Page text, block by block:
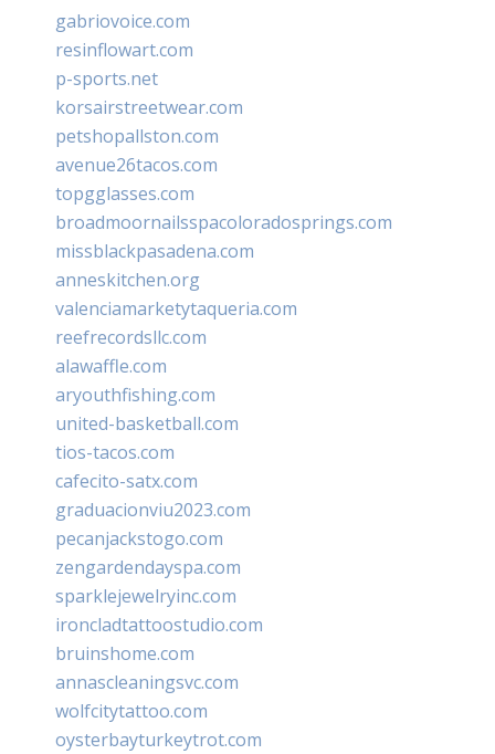
gabriovoice.com
resinflowart.com
p-sports.net
korsairstreetwear.com
petshopallston.com
avenue26tacos.com
topgglasses.com
broadmoornailsspacoloradosprings.com
missblackpasadena.com
anneskitchen.org
valenciamarketytaqueria.com
reefrecordsllc.com
alawaffle.com
aryouthfishing.com
united-basketball.com
tios-tacos.com
cafecito-satx.com
graduacionviu2023.com
pecanjackstogo.com
zengardendayspa.com
sparklejewelryinc.com
ironcladtattoostudio.com
bruinshome.com
annascleaningsvc.com
wolfcitytattoo.com
oysterbayturkeytrot.com